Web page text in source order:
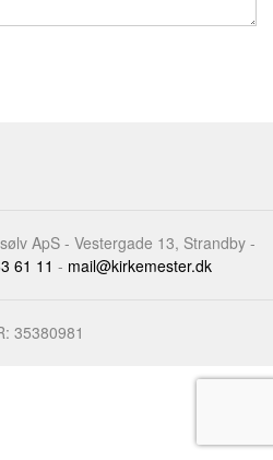
ApS - Vestergade 13, Strandby -
61 11 - mail@kirkemester.dk
35380981